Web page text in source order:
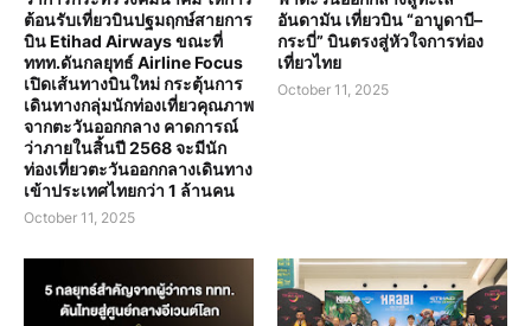
ต้อนรับเที่ยวบินปฐมฤกษ์สายการ
บิน Etihad Airways ขณะที่
ททท.ดันกลยุทธ์ Airline Focus
เปิดเส้นทางบินใหม่ กระตุ้นการ
เดินทางกลุ่มนักท่องเที่ยวคุณภาพ
จากตะวันออกกลาง คาดการณ์
ว่าภายในสิ้นปี 2568 จะมีนัก
ท่องเที่ยวตะวันออกกลางเดินทาง
เข้าประเทศไทยกว่า 1 ล้านคน
October 11, 2025
อันดามัน เที่ยวบิน “อาบูดาบี–
กระบี่” บินตรงสู่หัวใจการท่อง
เที่ยวไทย
October 11, 2025